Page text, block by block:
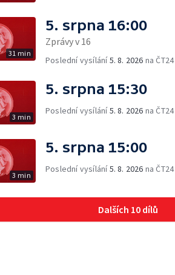
31 min
5. srpna 16:00
Zprávy v 16
Poslední vysílání5. 8. 2026 na ČT24
3 min
5. srpna 15:30
Poslední vysílání5. 8. 2026 na ČT24
3 min
5. srpna 15:00
Poslední vysílání5. 8. 2026 na ČT24
Dalších 10 dílů